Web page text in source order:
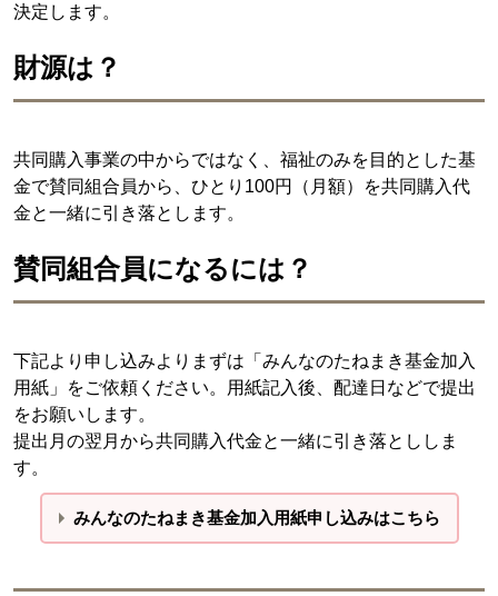
決定します。
財源は？
共同購入事業の中からではなく、福祉のみを目的とした基
金で賛同組合員から、ひとり100円（月額）を共同購入代
金と一緒に引き落とします。
賛同組合員になるには？
下記より申し込みよりまずは「みんなのたねまき基金加入
用紙」をご依頼ください。用紙記入後、配達日などで提出
をお願いします。
提出月の翌月から共同購入代金と一緒に引き落とししま
す。
みんなのたねまき基金加入用紙申し込みはこちら